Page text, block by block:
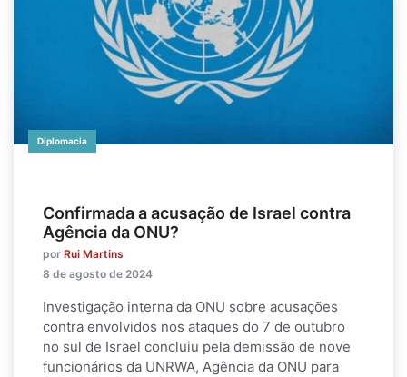
Diplomacia
Confirmada a acusação de Israel contra
Agência da ONU?
por Rui Martins
8 de agosto de 2024
Investigação interna da ONU sobre acusações
contra envolvidos nos ataques do 7 de outubro
no sul de Israel concluiu pela demissão de nove
funcionários da UNRWA, Agência da ONU para